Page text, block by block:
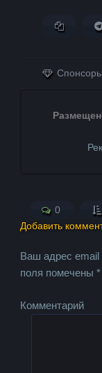
Спонсоры
0
Добавить
Ваш адрес email
поля помечены*
Комментарий